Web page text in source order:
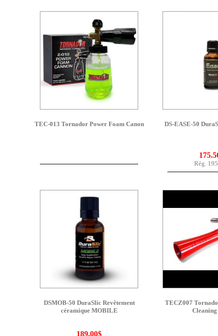
TEC-013 Tornador Power Foam Canon DS-EASE-50
Rég.
DSMOB-50 DuraSlic Revêtement
céramique MOBILE
189.00$
TECZ007